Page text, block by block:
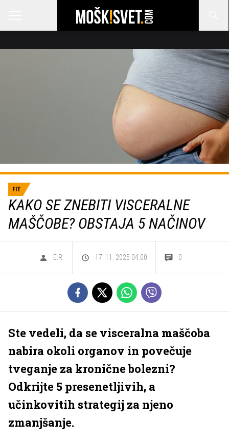
FIT
KAKO SE ZNEBITI VISCERALNE
MAŠČOBE? OBSTAJA 5 NAČINOV
E.R. 17. 11. 2025 04.00 0
Ste vedeli, da se visceralna maščoba
nabira okoli organov in povečuje
tveganje za kronične bolezni?
Odkrijte 5 presenetljivih, a
učinkovitih strategij za njeno
zmanjšanje.